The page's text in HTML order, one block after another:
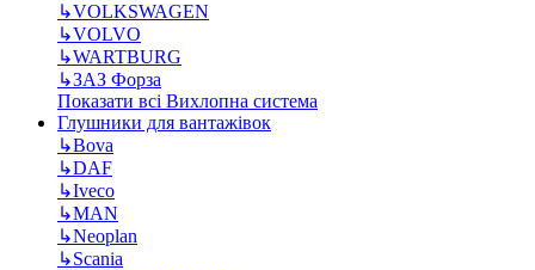
↳VOLKSWAGEN
↳VOLVO
↳WARTBURG
↳ЗАЗ Форза
Показати всі Вихлопна система
Глушники для вантажівок
↳Bova
↳DAF
↳Iveco
↳MAN
↳Neoplan
↳Scania